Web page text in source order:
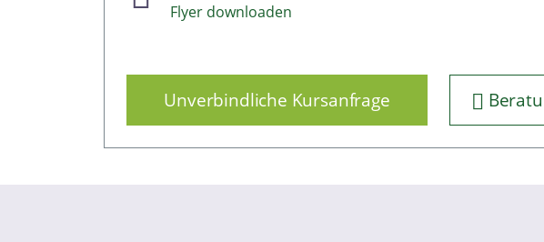
Flyer downloaden
Unverbindliche Kursanfrage